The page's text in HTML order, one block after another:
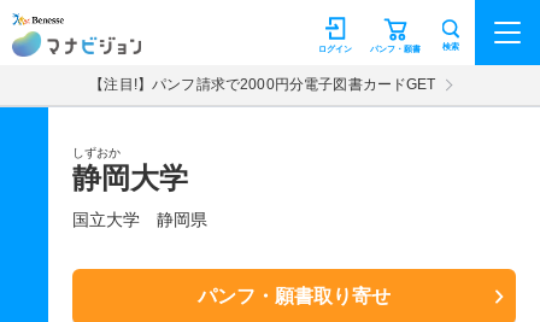
マナビジョン パンフ・願書
ログイン 検索
【注目!】パンフ請求で2000円分電子図書カードGET
しずおか
静岡大学
国立大学 静岡県
パンフ・願書取り寄せ